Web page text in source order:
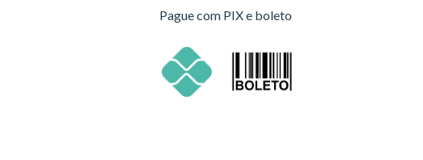
Pague com PIX e boleto